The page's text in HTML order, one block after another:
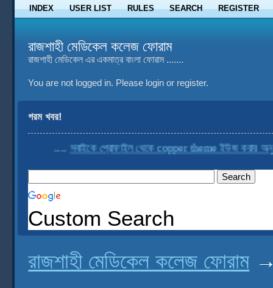
INDEX USER LIST RULES SEARCH REGISTER
রাজশাহী মেডিকেল কলেজ ফোরাম
রাজশাহী মেডিকেল এর একমাত্র বাংলা ফোরাম .......
You are not logged in. Please login or register.
গরম খবর!
....সবাইকে প্রোফাইল থেকে copper theme ইউজ করার
Custom Search
রাজশাহী মেডিকেল কলেজ ফোরাম